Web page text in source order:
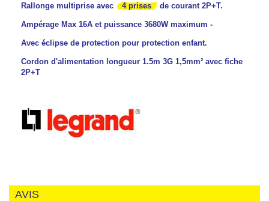
Rallonge multiprise avec 4 prises de courant 2P+T.
Ampérage Max 16A et puissance 3680W maximum -
Avec éclipse de protection pour protection enfant.
Cordon d'alimentation longueur 1.5m 3G 1,5mm² avec fiche
2P+T
AVIS